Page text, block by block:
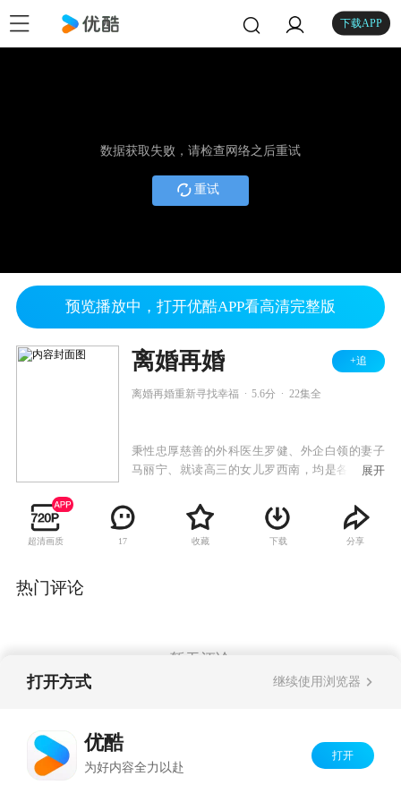
下载APP
数据获取失败，请检查网络之后重试
重试
预览播放中，打开优酷APP看高清完整版
离婚再婚 +追
离婚再婚重新寻找幸福 5.6分 22集全
秉性忠厚慈善的外科医生罗健、外企白领的妻子
马丽宁、就读高三的女儿罗西南，均是各自领域
多多。当具有考验意义的事件降临之后，这个家
庭最终分崩离析，匆匆以离婚收场。
展开
超清画质 17 收藏 下载 分享
热门评论
暂无评论
打开方式 继续使用浏览器
优酷
为好内容全力以赴
打开